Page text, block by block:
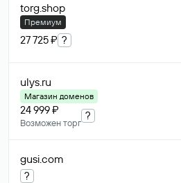
torg.shop
Премиум
27 725 ₽ ?
ulys.ru
Магазин доменов
24 999 ₽
Возможен торг
?
gusi.com
?